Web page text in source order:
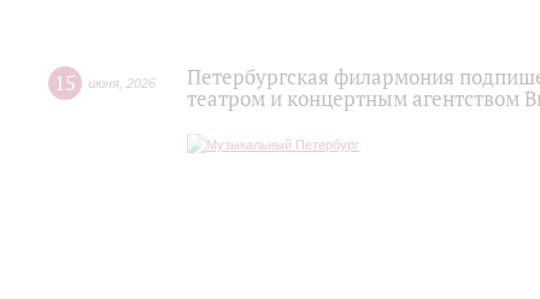
15 июня 2026
Петербургская филармония
театром и концертным агентством